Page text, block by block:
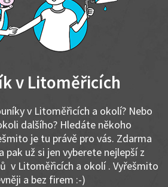
v Litoměřicích
v Litoměřicích a okolí? Nebo
dalšího? Hledáte někoho
je tu právě pro vás. Zdarma
pak už si jen vyberete nejlepší z
v Litoměřicích a okolí . Vyřešmito
a bez firem :-)